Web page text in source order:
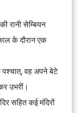
रानी सेम्बियन
के दौरान एक
पश्चात्, वह अपने बेटे
उभरीं।
सहित कई मंदिरों